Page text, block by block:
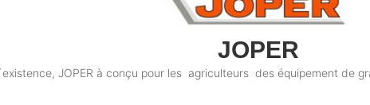
JOPER
JOPER à conçu pour les agriculteurs des équipement de